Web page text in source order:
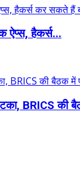
ऐप्स, हैकर्स...
BRICS की